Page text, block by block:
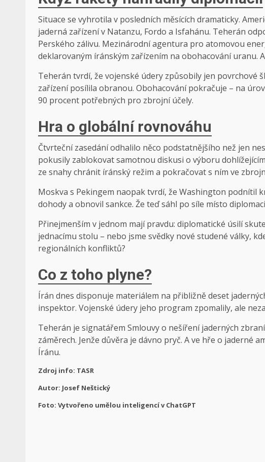
Situace se vyhrotila v posledních měsících dramaticky.
jaderná zařízení v Natanzu, Fordo a Isfahánu. Teherán
Perského zálivu. Mezinárodní agentura pro atomovou
deklarovaným íránským zařízením na obohacování uranu.
Teherán tvrdí, že vojenské údery způsobily jen povrchové
zařízení posílila obranou. Obohacování pokračuje – na
90 procent potřebných pro zbrojní účely.
Hra o globální rovnováhu
Čtvrteční zasedání odhalilo něco podstatnějšího než jen
pokusily zablokovat samotnou diskusi o výboru
ze snahy chránit íránský režim a pokračovat s ním ve
Moskva s Pekingem naopak tvrdí, že Washington podnítil
dohody a obnovil sankce. Že teď sáhl po síle místo
Přinejmenším v jednom mají pravdu: diplomatické úsilí
jednacímu stolu – nebo jsme svědky nové studené války,
regionálních konfliktů?
Co z toho plyne?
Írán dnes disponuje materiálem na přibližně deset
inspektor. Vojenské údery jeho program zpomalily, ale
Teherán je signatářem Smlouvy o nešíření jaderných
záměrech. Jenže důvěra je dávno pryč. A ve hře o jaderné
Íránu.
Zdroj info: TASR
Autor: Josef Neštický
Foto: Vytvořeno umělou inteligencí v ChatGPT